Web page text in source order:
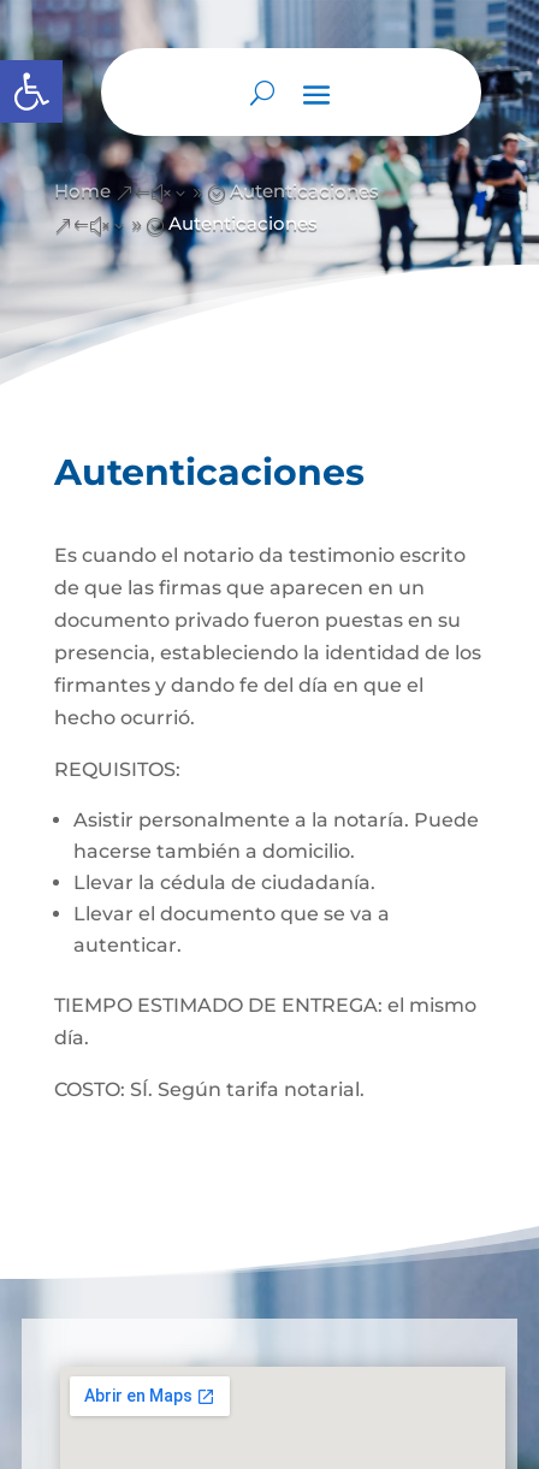
Abrir barra de herramientas
Home &#x39; Autenticaciones
&#x39; Autenticaciones
Autenticaciones
Es cuando el notario da testimonio escrito
de que las firmas que aparecen en un
documento privado fueron puestas en su
presencia, estableciendo la identidad de los
firmantes y dando fe del día en que el
hecho ocurrió.
REQUISITOS:
Asistir personalmente a la notaría. Puede
hacerse también a domicilio.
Llevar la cédula de ciudadanía.
Llevar el documento que se va a
autenticar.
TIEMPO ESTIMADO DE ENTREGA: el mismo
día.
COSTO: SÍ. Según tarifa notarial.